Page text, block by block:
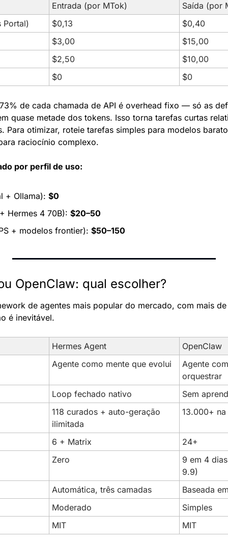
Entrada (por MTok)
Saída (por
Portal)
$0,13
$0,40
$3,00
$15,00
$2,50
$10,00
$0
$0
de cada chamada de API é overhead fixo — só as
quase metade dos tokens. Isso torna tarefas curtas
Para otimizar, roteie tarefas simples para modelos
raciocínio complexo.
por perfil de uso:
+ Ollama): $0
Hermes 4 70B): $20–50
+ modelos frontier): $50–150
OpenClaw: qual escolher?
de agentes mais popular do mercado, com mais
é inevitável.
Hermes Agent
OpenClaw
Agente como mente que evolui
Agente
orquestrar
Loop fechado nativo
Sem
118 curados + auto-geração
ilimitada
13.000+
6 + Matrix
24+
Zero
9 em 4
9.9)
Automática, três camadas
Baseada
Moderado
Simples
MIT
MIT